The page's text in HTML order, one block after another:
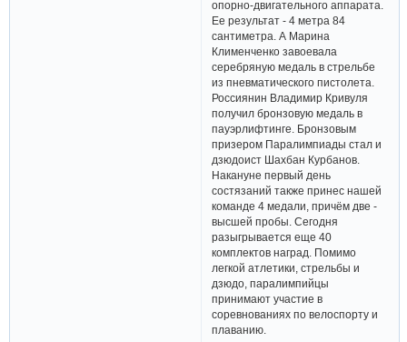
опорно-двигательного аппарата.
Ее результат - 4 метра 84
сантиметра. А Марина
Клименченко завоевала
серебряную медаль в стрельбе
из пневматического пистолета.
Россиянин Владимир Кривуля
получил бронзовую медаль в
пауэрлифтинге. Бронзовым
призером Паралимпиады стал и
дзюдоист Шахбан Курбанов.
Накануне первый день
состязаний также принес нашей
команде 4 медали, причём две -
высшей пробы. Сегодня
разыгрывается еще 40
комплектов наград. Помимо
легкой атлетики, стрельбы и
дзюдо, паралимпийцы
принимают участие в
соревнованиях по велоспорту и
плаванию.